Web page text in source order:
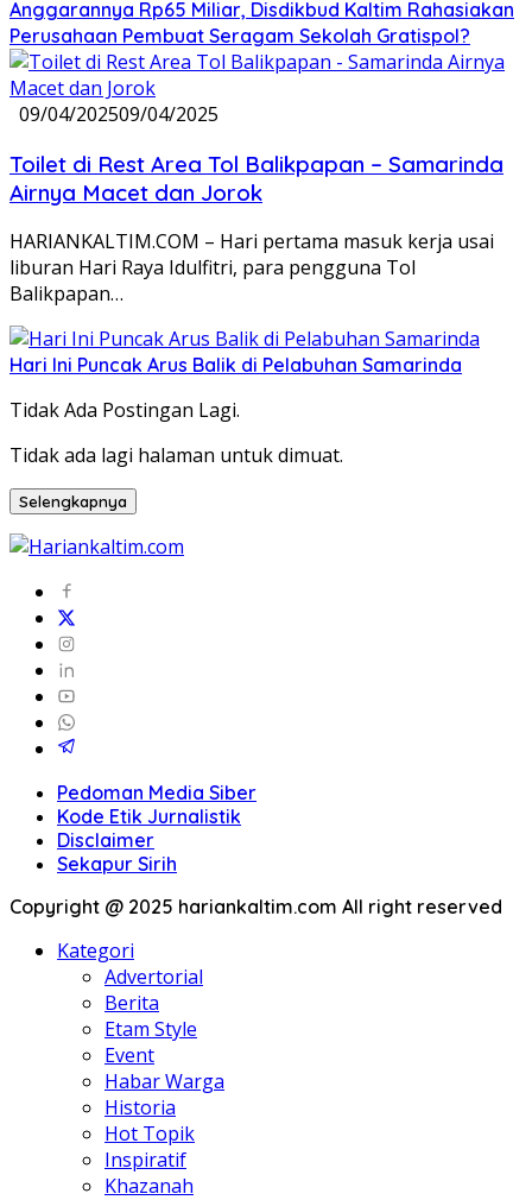
Anggarannya Rp65 Miliar, Disdikbud Kaltim Rahasiakan
Perusahaan Pembuat Seragam Sekolah Gratispol?
09/04/202509/04/2025
Toilet di Rest Area Tol Balikpapan – Samarinda
Airnya Macet dan Jorok
HARIANKALTIM.COM – Hari pertama masuk kerja usai
liburan Hari Raya Idulfitri, para pengguna Tol
Balikpapan…
Hari Ini Puncak Arus Balik di Pelabuhan Samarinda
Tidak Ada Postingan Lagi.
Tidak ada lagi halaman untuk dimuat.
Selengkapnya
Pedoman Media Siber
Kode Etik Jurnalistik
Disclaimer
Sekapur Sirih
Copyright @ 2025 hariankaltim.com All right reserved
Kategori
Advertorial
Berita
Etam Style
Event
Habar Warga
Historia
Hot Topik
Inspiratif
Khazanah